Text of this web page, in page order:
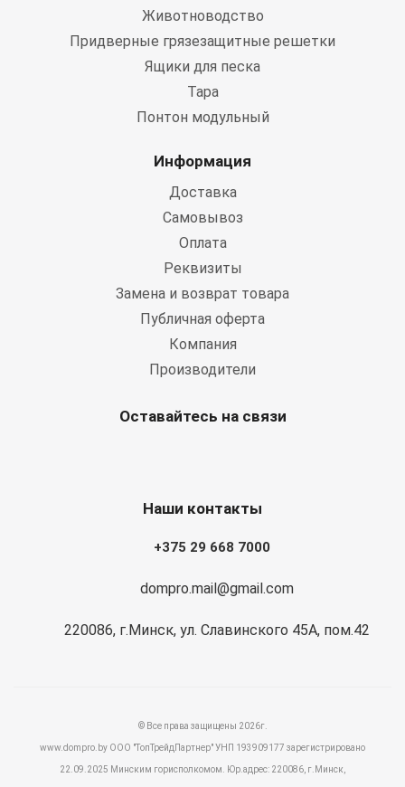
Животноводство
Придверные грязезащитные решетки
Ящики для песка
Тара
Понтон модульный
Информация
Доставка
Самовывоз
Оплата
Реквизиты
Замена и возврат товара
Публичная оферта
Компания
Производители
Оставайтесь на связи
Наши контакты
+375 29 668 7000
dompro.mail@gmail.com
220086, г.Минск, ул. Славинского 45А, пом.42
© Все права защищены 2026г.
www.dompro.by ООО "ТопТрейдПартнер" УНП 193909177 зарегистрировано
22.09.2025 Минским горисполкомом. Юр.адрес: 220086, г.Минск,